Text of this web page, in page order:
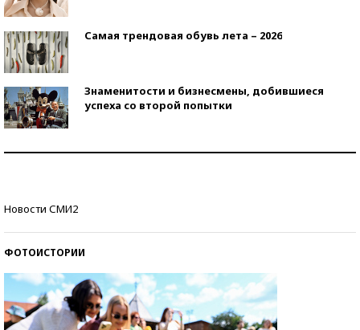
Самая трендовая обувь лета – 2026
Знаменитости и бизнесмены, добившиеся
успеха со второй попытки
Новости СМИ2
ФОТОИСТОРИИ